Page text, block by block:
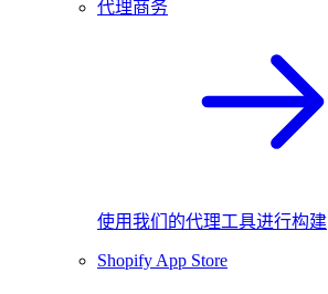
代理商务
使用我们的代理工具进行构建
Shopify App Store